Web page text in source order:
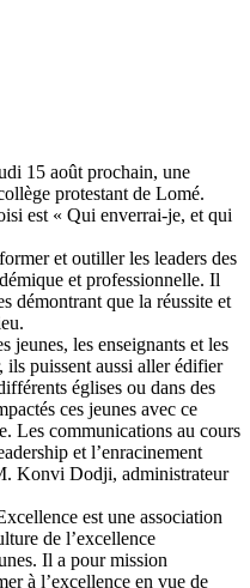
15 août prochain, une
protestant de Lomé.
est « Qui enverrai-je, et qui
et outiller les leaders des
et professionnelle. Il
démontrant que la réussite et
jeunes, les enseignants et les
ils puissent aussi aller édifier
églises ou dans des
ces jeunes avec ce
Les communications au cours
et l’enracinement
Konvi Dodji, administrateur
est une association
de l’excellence
Il a pour mission
à l’excellence en vue de